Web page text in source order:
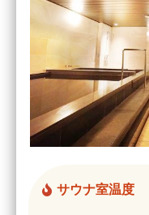
サウナ室温度